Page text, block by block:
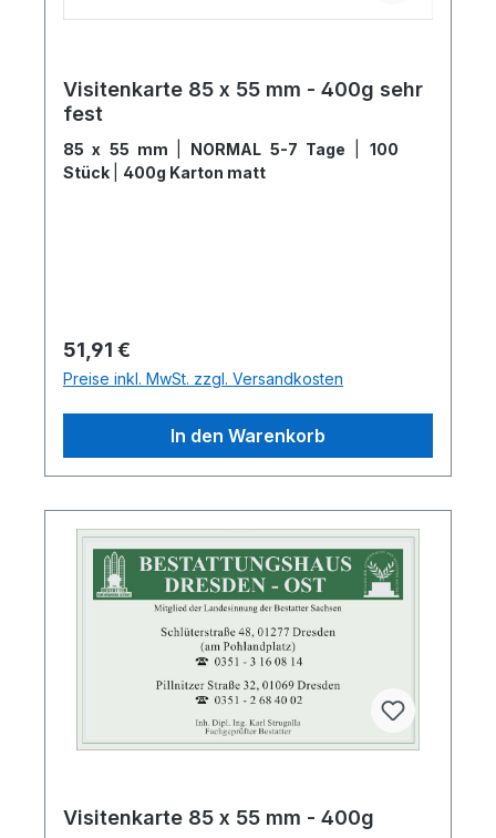
Visitenkarte 85 x 55 mm - 400g sehr
fest
85 x 55 mm NORMAL 5-7 Tage
100
Stück
400g Karton matt
Regulärer Preis:
51,91 €
Preise inkl. MwSt. zzgl. Versandkosten
In den Warenkorb
Visitenkarte 85 x 55 mm - 400g